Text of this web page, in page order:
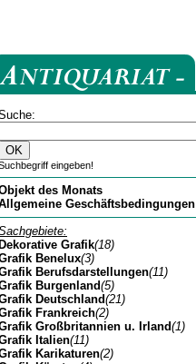
eingeben!
des Monats
Geschäftsbedingungen
Grafik(18)
Benelux(3)
Berufsdarstellungen(11)
Burgenland(5)
Deutschland(21)
Frankreich(2)
Großbritannien u. Irland(1)
Italien(11)
Karikaturen(2)